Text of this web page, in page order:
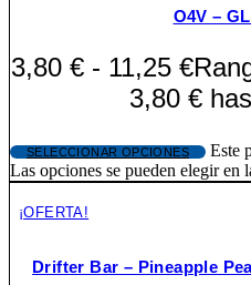
O4V –
3,80 € - 11,25 €
3,80 €
SELECCIONAR OPCIONES
Este
Las opciones se pueden elegir en
¡OFERTA!
Drifter Bar – Pineapple